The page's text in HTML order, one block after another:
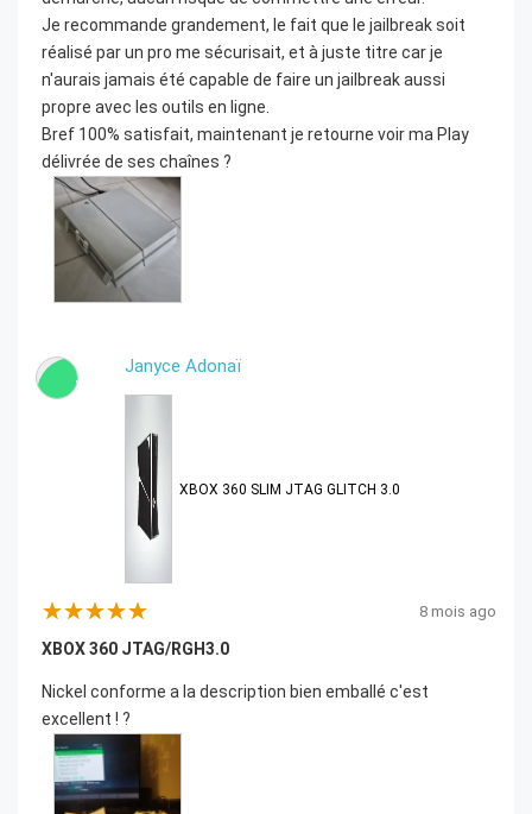
Je recommande grandement, le fait que le jailbreak soit
réalisé par un pro me sécurisait, et à juste titre car je
n'aurais jamais été capable de faire un jailbreak aussi
propre avec les outils en ligne.
Bref 100% satisfait, maintenant je retourne voir ma Play
délivrée de ses chaînes ?
J
Janyce Adonaï
XBOX 360 SLIM JTAG GLITCH 3.0
8 mois ago
XBOX 360 JTAG/RGH3.0
Nickel conforme a la description bien emballé c'est
excellent ! ?